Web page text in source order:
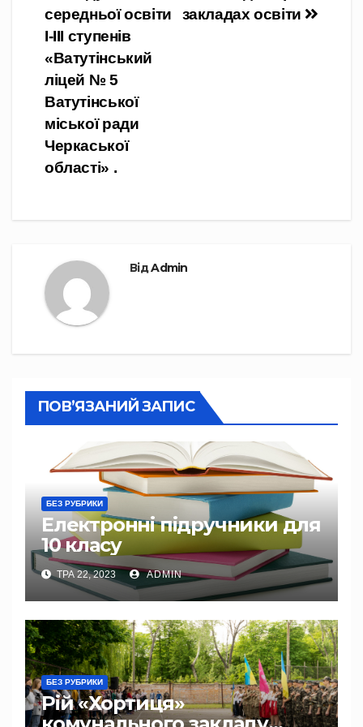
закладах освіти
середньої освіти
І-ІІІ ступенів
«Ватутінський
ліцей № 5
Ватутінської
міської ради
Черкаської
області» .
ВідAdmin
ПОВ’ЯЗАНИЙ ЗАПИС
БЕЗ РУБРИКИ
Електронні підручники для
10 класу
ТРА 22, 2023 ADMIN
БЕЗ РУБРИКИ
Рій «Хортиця»